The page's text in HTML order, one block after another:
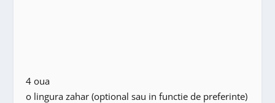
4 oua
o lingura zahar (optional sau in functie de preferinte)